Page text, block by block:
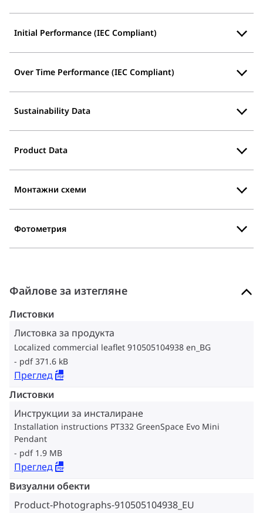
Initial Performance (IEC Compliant)
Over Time Performance (IEC Compliant)
Sustainability Data
Product Data
Монтажни схеми
Фотометрия
Файлове за изтегляне
Листовки
Листовка за продукта
Localized commercial leaflet 910505104938 en_BG
pdf 371.6 kB
Преглед
Листовки
Инструкции за инсталиране
Installation instructions PT332 GreenSpace Evo Mini
Pendant
pdf 1.9 MB
Преглед
Визуални обекти
Product-Photographs-910505104938_EU